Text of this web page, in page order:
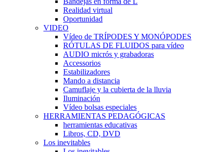
Realidad virtual
Oportunidad
VIDEO
Vídeo de TRÍPODES Y MONÓPODES
RÓTULAS DE FLUIDOS para vídeo
AUDIO micrós y grabadoras
Accessorios
Estabilizadores
Mando a distancia
Camuflaje y la cubierta de la lluvia
Iluminación
Vídeo bolsas especiales
HERRAMIENTAS PEDAGÓGICAS
herramientas educativas
Libros, CD, DVD
Los inevitables